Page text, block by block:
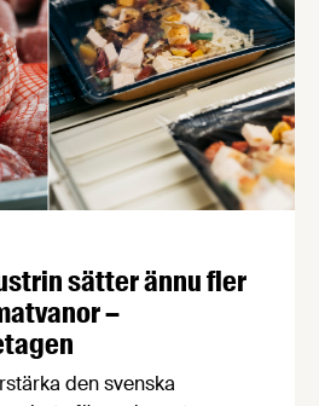
sätter ännu fler
–
den svenska